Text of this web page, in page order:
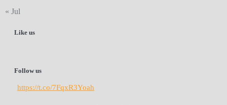
« Jul
Like us
Follow us
https://t.co/7FqxR3Yoah